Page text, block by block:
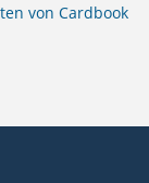
von Cardbook